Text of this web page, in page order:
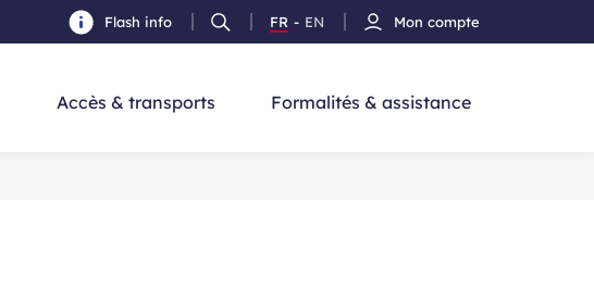
Aller à la recherche
Flash info
Ouvrir
la
FR
Version
- EN
Mon compte
Accès & transports Formalités & assistance